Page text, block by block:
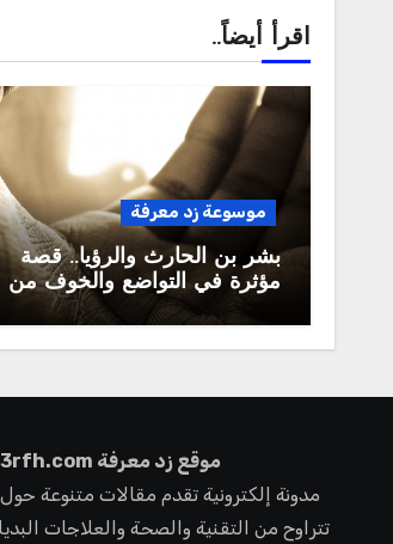
اقرأ أيضاً..
موسوعة زد معرفة
بشر بن الحارث والرؤيا.. قصة
مؤثرة في التواضع والخوف من
الشهرة
موقع زد معرفة ma3rfh.com
مدونة إلكترونية تقدم مقالات متنوعة
تتراوح من التقنية والصحة والعلاجات